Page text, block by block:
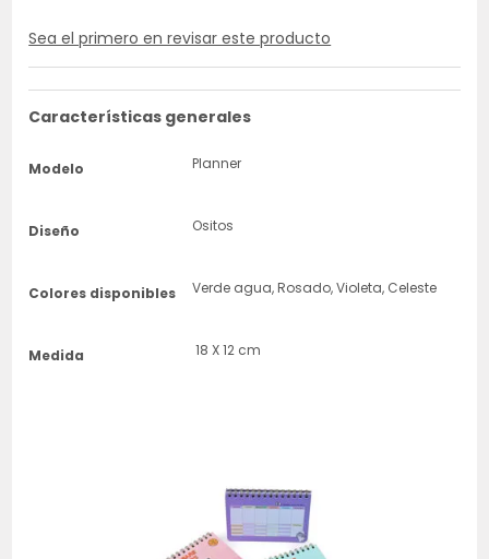
Sea el primero en revisar este producto
Características generales
Modelo Planner
Diseño Ositos
Colores disponibles Verde agua, Rosado, Violeta, Celeste
Medida 18 X 12 cm